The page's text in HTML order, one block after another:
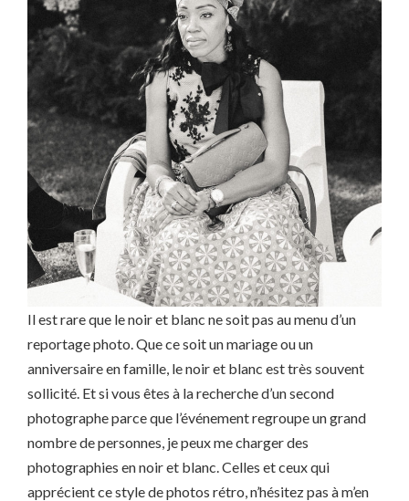
Il est rare que le noir et blanc ne soit pas au menu d’un
reportage photo. Que ce soit un mariage ou un
anniversaire en famille, le noir et blanc est très souvent
sollicité. Et si vous êtes à la recherche d’un second
photographe parce que l’événement regroupe un grand
nombre de personnes, je peux me charger des
photographies en noir et blanc. Celles et ceux qui
apprécient ce style de photos rétro, n’hésitez pas à m’en